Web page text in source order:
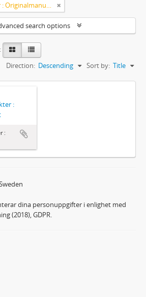
Axel Lundegård: Dikter : Originalmanuskript
search options
Sort by: Title
Direction: Descending
:
:
dina personuppgifter i enlighet med
(2018), GDPR.